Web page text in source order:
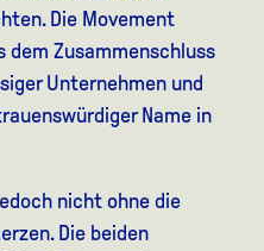
Die Movement
dem Zusammenschluss
Unternehmen und
Name in
nicht ohne die
Die beiden